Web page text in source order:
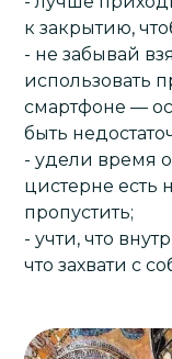
к закрытию,
- не забывай
использовать
смартфоне —
быть
- удели время
цистерне есть
пропустить;
- учти, что
что захвати с